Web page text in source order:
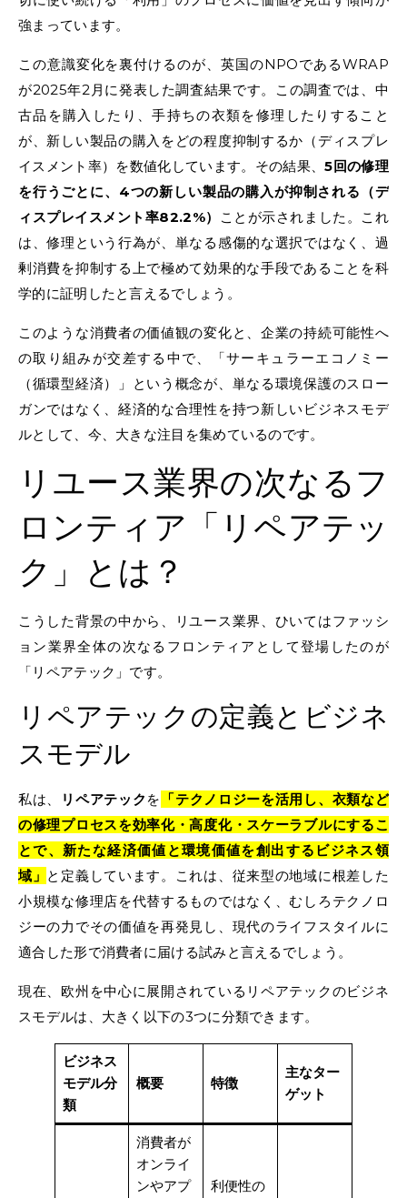
強まっています。
この意識変化を裏付けるのが、英国のNPOであるWRAP
が2025年2月に発表した調査結果です。この調査では、中
古品を購入したり、手持ちの衣類を修理したりすること
が、新しい製品の購入をどの程度抑制するか（ディスプレ
イスメント率）を数値化しています。その結果、5回の修理
を行うごとに、4つの新しい製品の購入が抑制される（デ
ィスプレイスメント率82.2%）
ことが示されました。これ
は、修理という行為が、単なる感傷的な選択ではなく、過
剰消費を抑制する上で極めて効果的な手段であることを科
学的に証明したと言えるでしょう。
このような消費者の価値観の変化と、企業の持続可能性へ
の取り組みが交差する中で、「サーキュラーエコノミー
（循環型経済）」という概念が、単なる環境保護のスロー
ガンではなく、経済的な合理性を持つ新しいビジネスモデ
ルとして、今、大きな注目を集めているのです。
リユース業界の次なるフ
ロンティア「リペアテッ
ク」とは？
こうした背景の中から、リユース業界、ひいてはファッシ
ョン業界全体の次なるフロンティアとして登場したのが
「リペアテック」です。
リペアテックの定義とビジネ
スモデル
私は、 リペアテック を 「テクノロジーを活用し、衣類など
の修理プロセスを効率化・高度化・スケーラブルにするこ
とで、新たな経済価値と環境価値を創出するビジネス領
域」 と定義しています。これは、従来型の地域に根差した
小規模な修理店を代替するものではなく、むしろテクノロ
ジーの力でその価値を再発見し、現代のライフスタイルに
適合した形で消費者に届ける試みと言えるでしょう。
現在、欧州を中心に展開されているリペアテックのビジネ
スモデルは、大きく以下の3つに分類できます。
ビジネス
モデル分
類
概要 特徴
主なター
ゲット
消費者が
オンライ
ンやアプ
利便性の